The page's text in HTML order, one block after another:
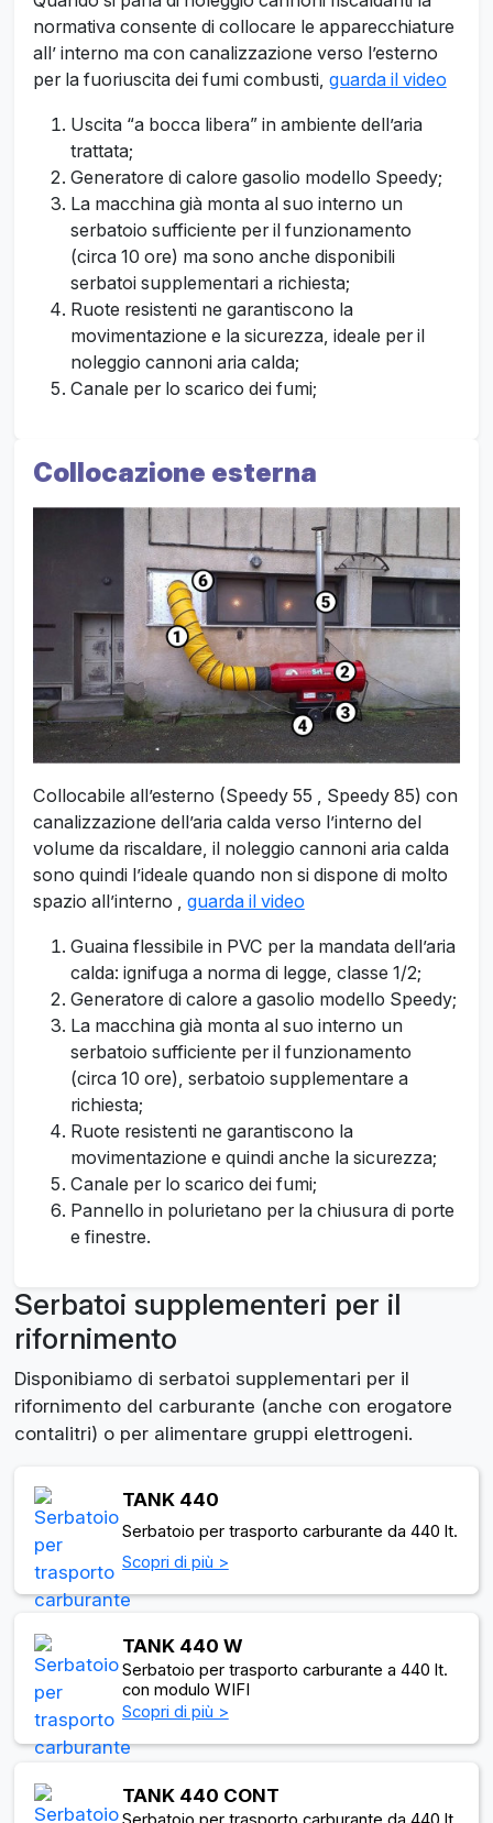
normativa consente di collocare le apparecchiature
all’ interno ma con canalizzazione verso l’esterno
per la fuoriuscita dei fumi combusti, guarda il video
Uscita “a bocca libera” in ambiente dell’aria
trattata;
Generatore di calore gasolio modello Speedy;
La macchina già monta al suo interno un
serbatoio sufficiente per il funzionamento
(circa 10 ore) ma sono anche disponibili
serbatoi supplementari a richiesta;
Ruote resistenti ne garantiscono la
movimentazione e la sicurezza, ideale per il
noleggio cannoni aria calda;
Canale per lo scarico dei fumi;
Collocazione esterna
Collocabile all’esterno (Speedy 55 , Speedy 85) con
canalizzazione dell’aria calda verso l’interno del
volume da riscaldare, il noleggio cannoni aria calda
sono quindi l’ideale quando non si dispone di molto
spazio all’interno , guarda il video
Guaina flessibile in PVC per la mandata dell’aria
calda: ignifuga a norma di legge, classe 1/2;
Generatore di calore a gasolio modello Speedy;
La macchina già monta al suo interno un
serbatoio sufficiente per il funzionamento
(circa 10 ore), serbatoio supplementare a
richiesta;
Ruote resistenti ne garantiscono la
movimentazione e quindi anche la sicurezza;
Canale per lo scarico dei fumi;
Pannello in polurietano per la chiusura di porte
e finestre.
Serbatoi supplementeri per il
rifornimento
Disponibiamo di serbatoi supplementari per il
rifornimento del carburante (anche con erogatore
contalitri) o per alimentare gruppi elettrogeni.
TANK 440
Serbatoio per trasporto carburante da 440 lt.
Scopri di più >
TANK 440 W
Serbatoio per trasporto carburante a 440 lt.
con modulo WIFI
Scopri di più >
TANK 440 CONT